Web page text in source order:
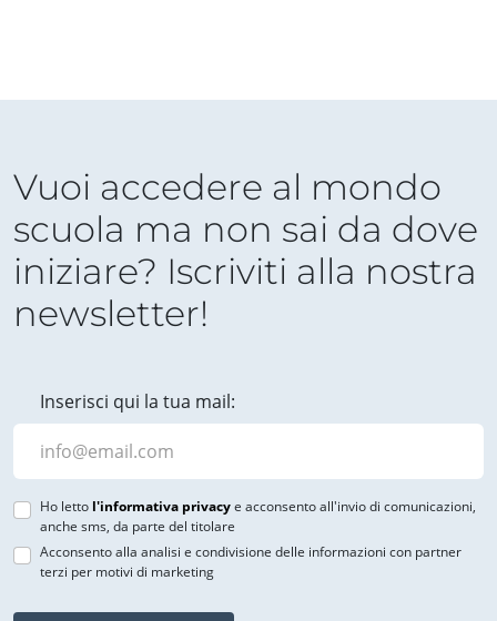
Vuoi accedere al mondo
scuola ma non sai da dove
iniziare? Iscriviti alla nostra
newsletter!
Inserisci qui la tua mail:
Ho letto l'informativa privacye acconsento all'invio di comunicazioni,
anche sms, da parte del titolare
Acconsento alla analisi e condivisione delle informazioni con partner
terzi per motivi di marketing